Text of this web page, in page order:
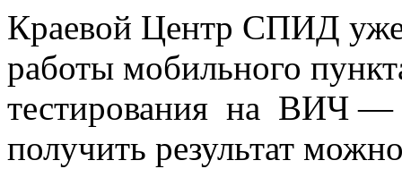
Краевой Центр СПИД
работы мобильного
тестирования на ВИЧ —
получить результат